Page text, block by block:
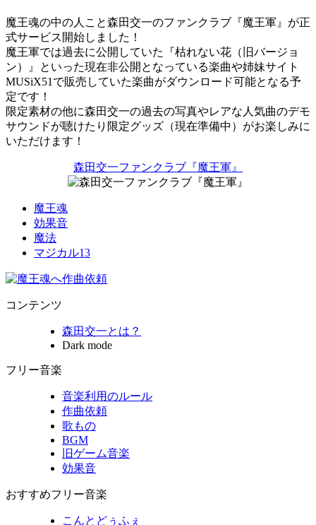
魔王魂の中の人こと森田交一のファンクラブ『魔王軍』が正
式サービス開始しました！
魔王軍では過去に公開していた『枯れない花（旧バージョ
ン）』といった現在非公開となっている楽曲や姉妹サイト
MUSiX51で販売していた楽曲がダウンロード可能となる予
定です！
限定素材の他に森田交一の過去の写真やレアな人気曲のデモ
サウンドが聴けたり限定グッズ（現在準備中）がお楽しみに
いただけます！
森田交一ファンクラブ『魔王軍』
魔王魂
効果音
魔法
マジカル13
コンテンツ
森田交一とは？
Dark mode
フリー音楽
音楽利用のルール
作曲依頼
歌もの
BGM
旧ゲーム音楽
効果音
おすすめフリー音楽
こんとどぅふぇ